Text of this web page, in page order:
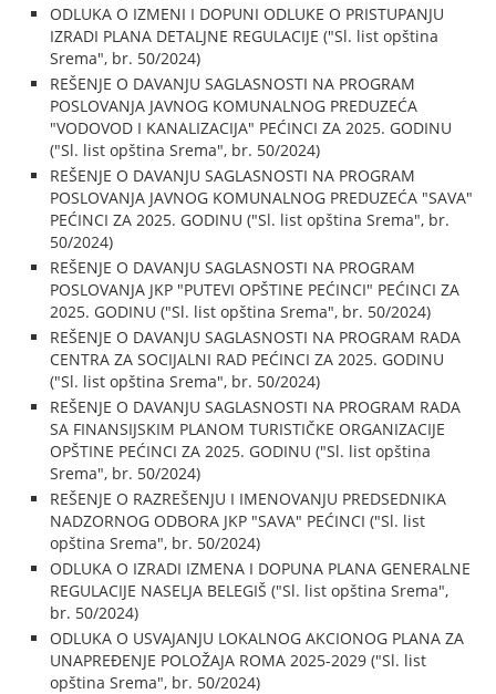
ODLUKA O IZMENI I DOPUNI ODLUKE O PRISTUPANJU
IZRADI PLANA DETALJNE REGULACIJE ("Sl. list opština
Srema", br. 50/2024)
REŠENJE O DAVANJU SAGLASNOSTI NA PROGRAM
POSLOVANJA JAVNOG KOMUNALNOG PREDUZEĆA
"VODOVOD I KANALIZACIJA" PEĆINCI ZA 2025. GODINU
("Sl. list opština Srema", br. 50/2024)
REŠENJE O DAVANJU SAGLASNOSTI NA PROGRAM
POSLOVANJA JAVNOG KOMUNALNOG PREDUZEĆA "SAVA"
PEĆINCI ZA 2025. GODINU ("Sl. list opština Srema", br.
50/2024)
REŠENJE O DAVANJU SAGLASNOSTI NA PROGRAM
POSLOVANJA JKP "PUTEVI OPŠTINE PEĆINCI" PEĆINCI ZA
2025. GODINU ("Sl. list opština Srema", br. 50/2024)
REŠENJE O DAVANJU SAGLASNOSTI NA PROGRAM RADA
CENTRA ZA SOCIJALNI RAD PEĆINCI ZA 2025. GODINU
("Sl. list opština Srema", br. 50/2024)
REŠENJE O DAVANJU SAGLASNOSTI NA PROGRAM RADA
SA FINANSIJSKIM PLANOM TURISTIČKE ORGANIZACIJE
OPŠTINE PEĆINCI ZA 2025. GODINU ("Sl. list opština
Srema", br. 50/2024)
REŠENJE O RAZREŠENJU I IMENOVANJU PREDSEDNIKA
NADZORNOG ODBORA JKP "SAVA" PEĆINCI ("Sl. list
opština Srema", br. 50/2024)
ODLUKA O IZRADI IZMENA I DOPUNA PLANA GENERALNE
REGULACIJE NASELJA BELEGIŠ ("Sl. list opština Srema",
br. 50/2024)
ODLUKA O USVAJANJU LOKALNOG AKCIONOG PLANA ZA
UNAPREĐENJE POLOŽAJA ROMA 2025-2029 ("Sl. list
opština Srema", br. 50/2024)